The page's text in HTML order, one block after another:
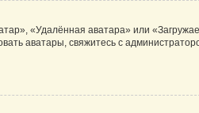
«Удалённая аватара» или
аватары, свяжитесь с